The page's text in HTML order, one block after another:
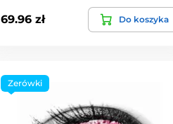
69.96 zł Do koszyka
Zerówki